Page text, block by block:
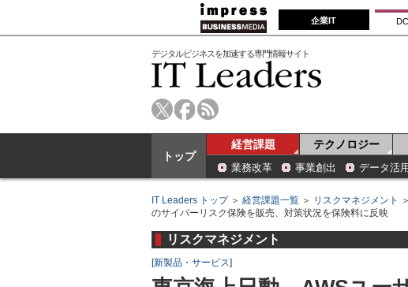
企業IT
デジタルビジネスを加速する専門情報サイト
トップ
経営課題 テクノロジー
業務改革 事業創出 データ活用
IT Leaders トップ＞ 経営課題一覧 ＞ リスクマネジメント ＞
のサイバーリスク保険を販売、対策状況を保険料に反映
リスクマネジメント
[新製品・サービス]